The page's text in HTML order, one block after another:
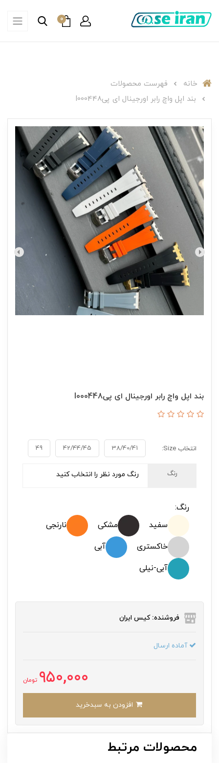
0
خانه
فهرست محصولات
بند اپل واچ رابر اورجینال ای پیI000448
بند اپل واچ رابر اورجینال ای پیI000448
انتخاب Size: 38/40/41
42/44/45
49
رنگ رنگ مورد نظر را انتخاب کنید
رنگ:
سفید
مشکی
نارنجی
خاکستری
آبی
آبی-نیلی
فروشنده: کیس ایران
آماده ارسال
950,000 تومان
محصولات مرتبط